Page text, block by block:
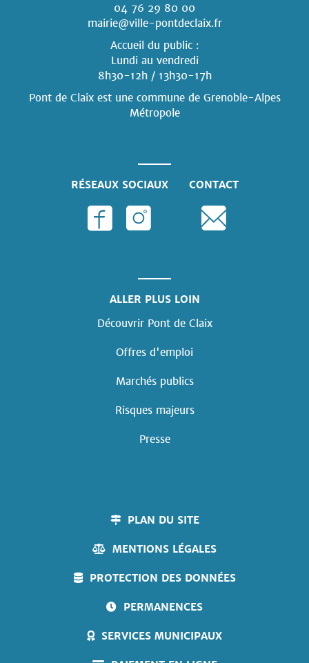
04 76 29 80 00
mairie@ville-pontdeclaix.fr
Accueil du public :
Lundi au vendredi
8h30-12h / 13h30-17h
Pont de Claix est une commune de Grenoble-Alpes
Métropole
RÉSEAUX SOCIAUX CONTACT
ALLER PLUS LOIN
Découvrir Pont de Claix
Offres d'emploi
Marchés publics
Risques majeurs
Presse
PLAN DU SITE
MENTIONS LÉGALES
PROTECTION DES DONNÉES
PERMANENCES
SERVICES MUNICIPAUX